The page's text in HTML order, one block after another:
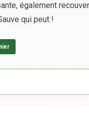
également
qui peut !